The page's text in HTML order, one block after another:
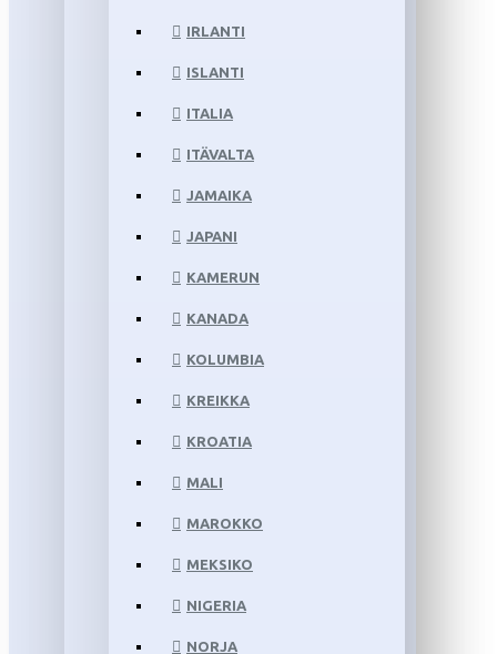
IRLANTI
ISLANTI
ITALIA
ITÄVALTA
JAMAIKA
JAPANI
KAMERUN
KANADA
KOLUMBIA
KREIKKA
KROATIA
MALI
MAROKKO
MEKSIKO
NIGERIA
NORJA